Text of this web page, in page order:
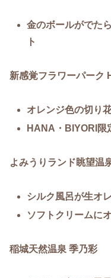
金のボールがでた
ト
新感覚フラワーパーク
オレンジ色の切り
HANA・BIYORI限
よみうりランド眺望
シルク風呂が生オ
ソフトクリームに
稲城天然温泉 季乃彩